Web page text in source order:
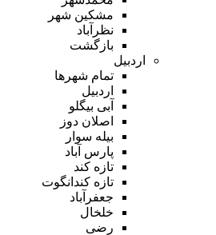
مشکین شهر
نظرآباد
بازگشت
اردبیل
تمام شهر‌ها
اردبیل
آبی بیگلو
اصلان دوز
بیله سوار
پارس آباد
تازه کند
تازه کندانگوت
جعفرآباد
خلخال
رضی